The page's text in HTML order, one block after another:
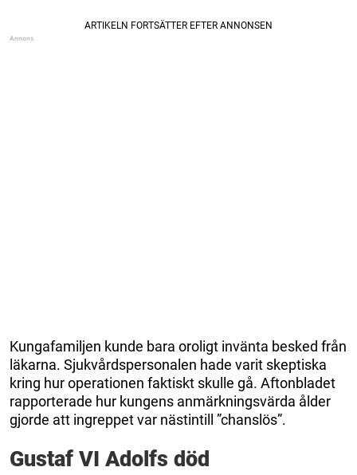
Kungafamiljen kunde bara oroligt invänta besked från
läkarna. Sjukvårdspersonalen hade varit skeptiska
kring hur operationen faktiskt skulle gå. Aftonbladet
rapporterade hur kungens anmärkningsvärda ålder
gjorde att ingreppet var nästintill ”chanslös”.
Gustaf VI Adolfs död